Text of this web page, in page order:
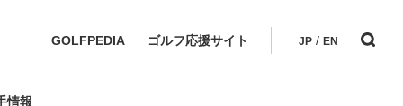
GOLFPEDIA ゴルフ応援サイト JP / EN
情報